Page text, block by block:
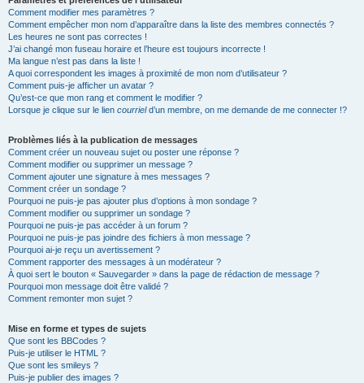
Comment modifier mes paramètres ?
Comment empêcher mon nom d’apparaître dans la liste des membres connectés ?
Les heures ne sont pas correctes !
J’ai changé mon fuseau horaire et l’heure est toujours incorrecte !
Ma langue n’est pas dans la liste !
A quoi correspondent les images à proximité de mon nom d’utilisateur ?
Comment puis-je afficher un avatar ?
Qu’est-ce que mon rang et comment le modifier ?
Lorsque je clique sur le lien courrield’un membre, on me demande de me connecter !?
Problèmes liés à la publication de messages
Comment créer un nouveau sujet ou poster une réponse ?
Comment modifier ou supprimer un message ?
Comment ajouter une signature à mes messages ?
Comment créer un sondage ?
Pourquoi ne puis-je pas ajouter plus d’options à mon sondage ?
Comment modifier ou supprimer un sondage ?
Pourquoi ne puis-je pas accéder à un forum ?
Pourquoi ne puis-je pas joindre des fichiers à mon message ?
Pourquoi ai-je reçu un avertissement ?
Comment rapporter des messages à un modérateur ?
À quoi sert le bouton « Sauvegarder » dans la page de rédaction de message ?
Pourquoi mon message doit être validé ?
Comment remonter mon sujet ?
Mise en forme et types de sujets
Que sont les BBCodes ?
Puis-je utiliser le HTML ?
Que sont les smileys ?
Puis-je publier des images ?